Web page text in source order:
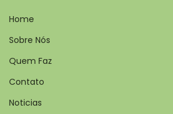
Home
Sobre Nós
Quem Faz
Contato
Noticias